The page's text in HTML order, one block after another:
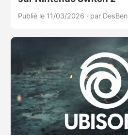
Publié le 11/03/2026 · par DesBen